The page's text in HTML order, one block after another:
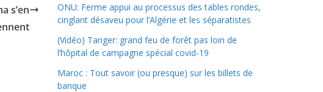
s’en
ONU: Ferme appui au processus des tables rondes,
cinglant désaveu pour l’Algérie et les séparatistes
(Vidéo) Tanger: grand feu de forêt pas loin de
l’hôpital de campagne spécial covid-19
Maroc : Tout savoir (ou presque) sur les billets de
banque